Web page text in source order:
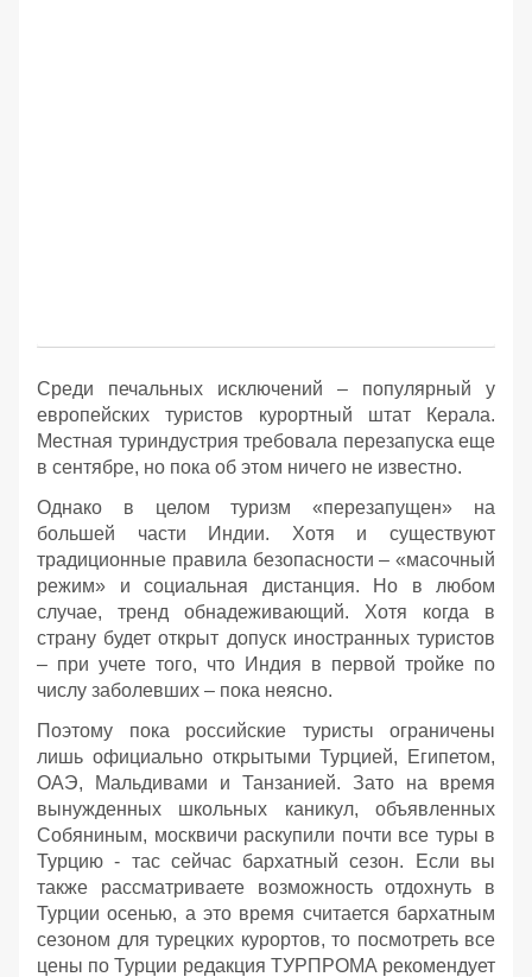
Среди печальных исключений – популярный у
европейских туристов курортный штат Керала.
Местная туриндустрия требовала перезапуска еще
в сентябре, но пока об этом ничего не известно.
Однако в целом туризм «перезапущен» на
большей части Индии. Хотя и существуют
традиционные правила безопасности – «масочный
режим» и социальная дистанция. Но в любом
случае, тренд обнадеживающий. Хотя когда в
страну будет открыт допуск иностранных туристов
– при учете того, что Индия в первой тройке по
числу заболевших – пока неясно.
Поэтому пока российские туристы ограничены
лишь официально открытыми Турцией, Египетом,
ОАЭ, Мальдивами и Танзанией. Зато на время
вынужденных школьных каникул, объявленных
Собяниным, москвичи раскупили почти все туры в
Турцию - тас сейчас бархатный сезон. Если вы
также рассматриваете возможность отдохнуть в
Турции осенью, а это время считается бархатным
сезоном для турецких курортов, то посмотреть все
цены по Турции редакция ТУРПРОМА рекомендует